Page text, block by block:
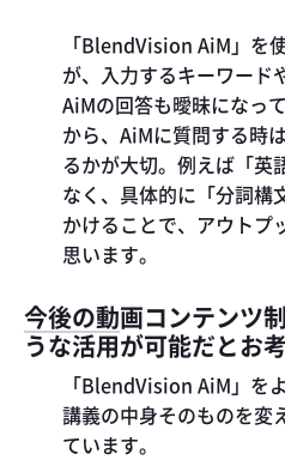
「BlendVision AiM」を
が、入力するキーワード
AiMの回答も曖昧になっ
から、AiMに質問する時
るかが大切。例えば「英
なく、具体的に「分詞構
かけることで、アウトプ
思います。
今後の動画コンテンツ
うな活用が可能だとお
「BlendVision AiM」を
講義の中身そのものを変
ています。